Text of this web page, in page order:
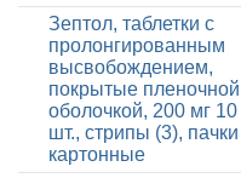
Зептол, таблетки с
пролонгированным
высвобождением,
покрытые пленочной
оболочкой, 200 мг 10
шт., стрипы (3), пачки
картонные